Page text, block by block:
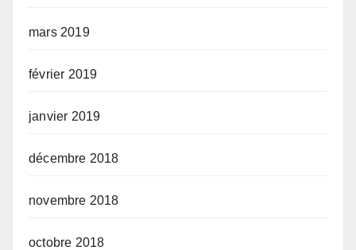
mars 2019
février 2019
janvier 2019
décembre 2018
novembre 2018
octobre 2018